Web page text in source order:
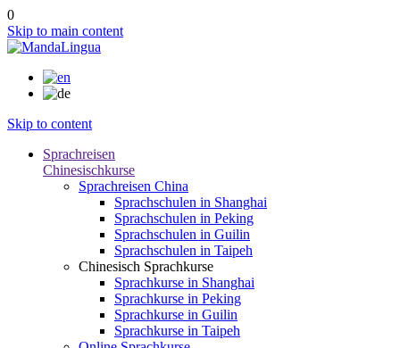
0
Skip to main content
Skip to content
Sprachreisen
Chinesischkurse
Sprachreisen China
Sprachschulen in Shanghai
Sprachschulen in Peking
Sprachschulen in Guilin
Sprachschulen in Taipeh
Chinesisch Sprachkurse
Sprachkurse in Shanghai
Sprachkurse in Peking
Sprachkurse in Guilin
Sprachkurse in Taipeh